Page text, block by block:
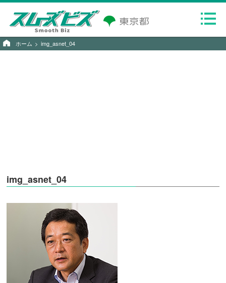
ホーム img_asnet_04
img_asnet_04